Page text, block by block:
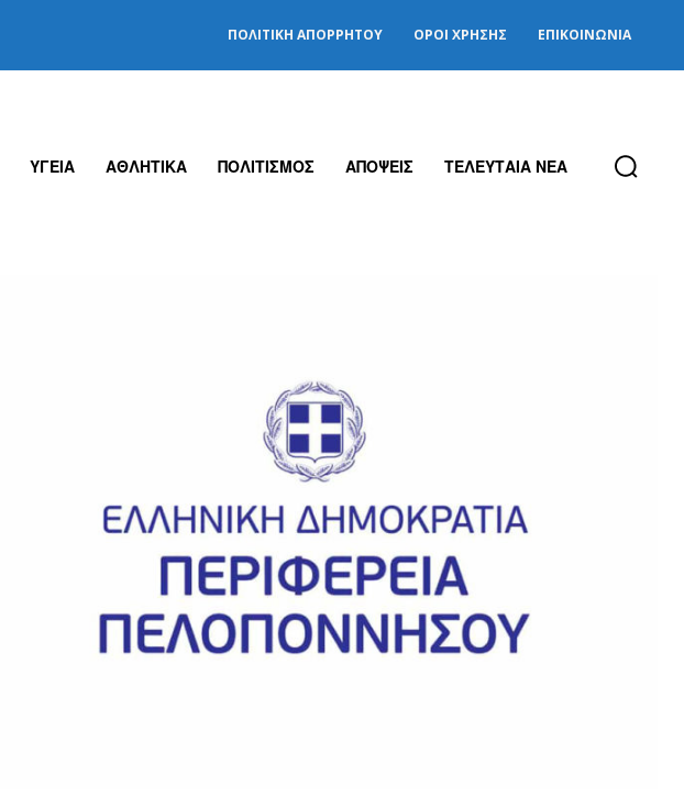
ΠΟΛΙΤΙΚΉ ΑΠΟΡΡΉΤΟΥ ΌΡΟΙ ΧΡΉΣΗΣ ΕΠΙΚΟΙΝΩΝΊΑ
ΥΓΕΙΑ ΑΘΛΗΤΙΚΑ ΠΟΛΙΤΙΣΜΟΣ ΑΠΟΨΕΙΣ ΤΕΛΕΥΤΑΙΑ ΝΕΑ